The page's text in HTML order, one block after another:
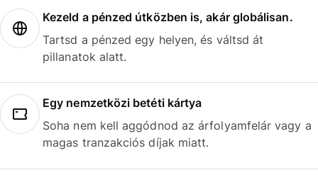
Kezeld a pénzed útközben is, akár globálisan.
Tartsd a pénzed egy helyen, és váltsd át
pillanatok alatt.
Egy nemzetközi betéti kártya
Soha nem kell aggódnod az árfolyamfelár vagy a
magas tranzakciós díjak miatt.